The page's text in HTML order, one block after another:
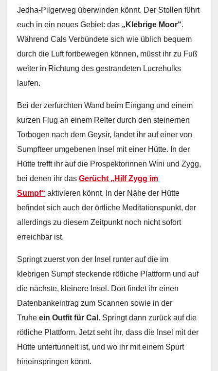
Jedha-Pilgerweg überwinden könnt. Der Stollen führt
euch in ein neues Gebiet: das „Klebrige Moor“.
Während Cals Verbündete sich wie üblich bequem
durch die Luft fortbewegen können, müsst ihr zu Fuß
weiter in Richtung des gestrandeten Lucrehulks
laufen.
Bei der zerfurchten Wand beim Eingang und einem
kurzen Flug an einem Relter durch den steinernen
Torbogen nach dem Geysir, landet ihr auf einer von
Sumpfteer umgebenen Insel mit einer Hütte. In der
Hütte trefft ihr auf die Prospektorinnen Wini und Zygg,
bei denen ihr das Gerücht „Hilf Zygg im
Sumpf“ aktivieren könnt. In der Nähe der Hütte
befindet sich auch der örtliche Meditationspunkt, der
allerdings zu diesem Zeitpunkt noch nicht sofort
erreichbar ist.
Springt zuerst von der Insel runter auf die im
klebrigen Sumpf steckende rötliche Plattform und auf
die nächste, kleinere Insel. Dort findet ihr einen
Datenbankeintrag zum Scannen sowie in der
Truhe ein Outfit für Cal . Springt dann zurück auf die
rötliche Plattform. Jetzt seht ihr, dass die Insel mit der
Hütte untertunnelt ist, und wo ihr mit einem Spurt
hineinspringen könnt.